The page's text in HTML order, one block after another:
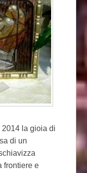
la gioia di
di un
frontiere e